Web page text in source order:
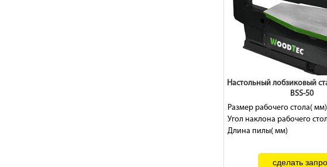
Настольный лобзиковый
BSS-50
Размер рабочего стола( мм)
Угол наклона рабочего
Длина пилы( мм)